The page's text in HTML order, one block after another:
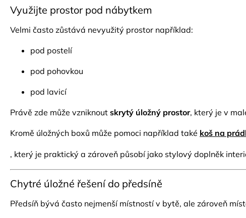
Využijte prostor pod nábytkem
Velmi často zůstává nevyužitý prostor například:
pod postelí
pod pohovkou
pod lavicí
Právě zde může vzniknout skrytý úložný prostor, který je v
Kromě úložných boxů může pomoci například také koš na
, který je praktický a zároveň působí jako stylový doplněk
Chytré úložné řešení do předsíně
Předsíň bývá často nejmenší místností v bytě, ale zároveň